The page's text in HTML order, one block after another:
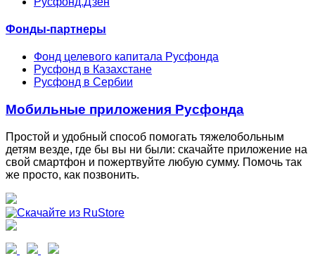
Фонды-партнеры
Фонд целевого капитала Русфонда
Русфонд в Казахстане
Русфонд в Сербии
Мобильные приложения Русфонда
Простой и удобный способ помогать тяжелобольным
детям везде, где бы вы ни были: скачайте приложение на
свой смартфон и пожертвуйте любую сумму. Помочь так
же просто, как позвонить.